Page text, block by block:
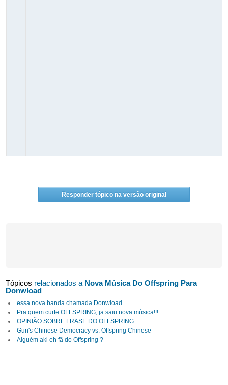
Responder tópico na versão original
Tópicos relacionados a Nova Música Do Offspring Para
Donwload
essa nova banda chamada Donwload
Pra quem curte OFFSPRING, ja saiu nova música!!!
OPINIÃO SOBRE FRASE DO OFFSPRING
Gun's Chinese Democracy vs. Offspring Chinese
Alguém aki eh fã do Offspring ?